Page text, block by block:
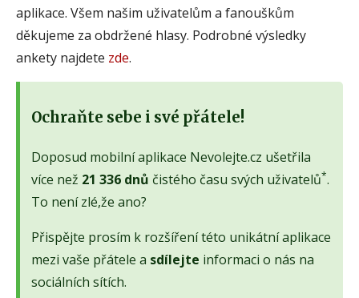
aplikace. Všem našim uživatelům a fanouškům
děkujeme za obdržené hlasy. Podrobné výsledky
ankety najdete zde.
Ochraňte sebe i své přátele!
Doposud mobilní aplikace Nevolejte.cz ušetřila
více než 21 336 dnů čistého času svých uživatelů*.
To není zlé,že ano?
Přispějte prosím k rozšíření této unikátní aplikace
mezi vaše přátele a sdílejte informaci o nás na
sociálních sítích.